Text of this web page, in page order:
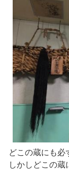
どこの蔵にも必
しかしどこの